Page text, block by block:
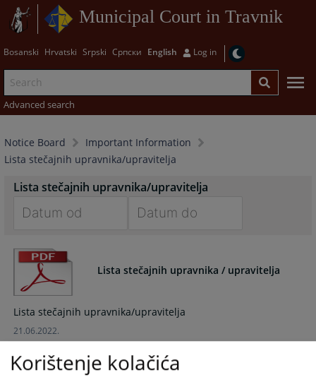
Municipal Court in Travnik
Bosanski Hrvatski Srpski Српски English Log in
Advanced search
Notice Board
Important Information
Lista stečajnih upravnika/upravitelja
Lista stečajnih upravnika/upravitelja
forward
to
interact
with
the
calendar
and
select
to
the
and
select
Lista stečajnih upravnika / upravitelja
Lista stečajnih upravnika/upravitelja
21.06.2022.
Korištenje kolačića